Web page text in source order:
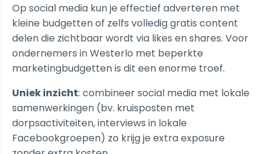
Op social media kun je effectief adverteren met
kleine budgetten of zelfs volledig gratis content
delen die zichtbaar wordt via likes en shares. Voor
ondernemers in Westerlo met beperkte
marketingbudgetten is dit een enorme troef.
Uniek inzicht: combineer social media met lokale
samenwerkingen (bv. kruisposten met
dorpsactiviteiten, interviews in lokale
Facebookgroepen) zo krijg je extra exposure